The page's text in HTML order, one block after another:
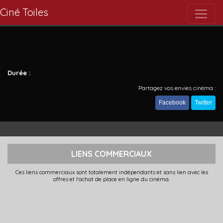
Ciné Toiles
Durée :
Partagez vos envies cinéma :
Facebook Twitter
LIENS COMMERCIAUX
Ces liens commerciaux sont totalement indépendants et sans lien avec les
offres et l'achat de place en ligne du cinéma.